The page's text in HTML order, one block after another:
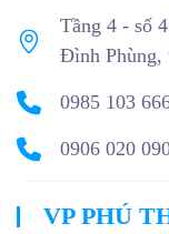
Tầng 4 - số
Đình Phùng,
0985 103
0906 020
VP PHÚ